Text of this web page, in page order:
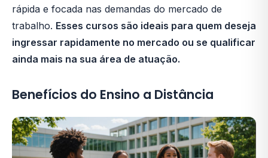
rápida e focada nas demandas do mercado de
trabalho. Esses cursos são ideais para quem deseja
ingressar rapidamente no mercado ou se qualificar
ainda mais na sua área de atuação.
Benefícios do Ensino a Distância